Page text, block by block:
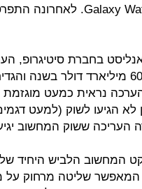
בחברת סיטיגרופ,
החכמים ב-60 מיליארד דולר
נראית כמעט
ששוק המחשוב יגיע להיקף של 10
המחשוב הלביש היחיד
המאפשר שליטה מרחוק על